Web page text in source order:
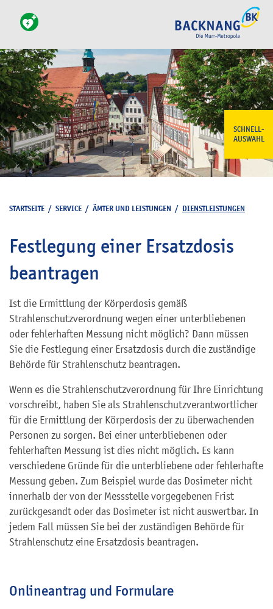
SCHNELL-
AUSWAHL
STARTSEITE / SERVICE / ÄMTER UND LEISTUNGEN / DIENSTLEISTUNGEN
Festlegung einer Ersatzdosis
beantragen
Ist die Ermittlung der Körperdosis gemäß
Strahlenschutzverordnung wegen einer unterbliebenen
oder fehlerhaften Messung nicht möglich? Dann müssen
Sie die Festlegung einer Ersatzdosis durch die zuständige
Behörde für Strahlenschutz beantragen.
Wenn es die Strahlenschutzverordnung für Ihre Einrichtung
vorschreibt, haben Sie als Strahlenschutzverantwortlicher
für die Ermittlung der Körperdosis der zu überwachenden
Personen zu sorgen. Bei einer unterbliebenen oder
fehlerhaften Messung ist dies nicht möglich. Es kann
verschiedene Gründe für die unterbliebene oder fehlerhafte
Messung geben. Zum Beispiel wurde das Dosimeter nicht
innerhalb der von der Messstelle vorgegebenen Frist
zurückgesandt oder das Dosimeter ist nicht auswertbar. In
jedem Fall müssen Sie bei der zuständigen Behörde für
Strahlenschutz eine Ersatzdosis beantragen.
Onlineantrag und Formulare